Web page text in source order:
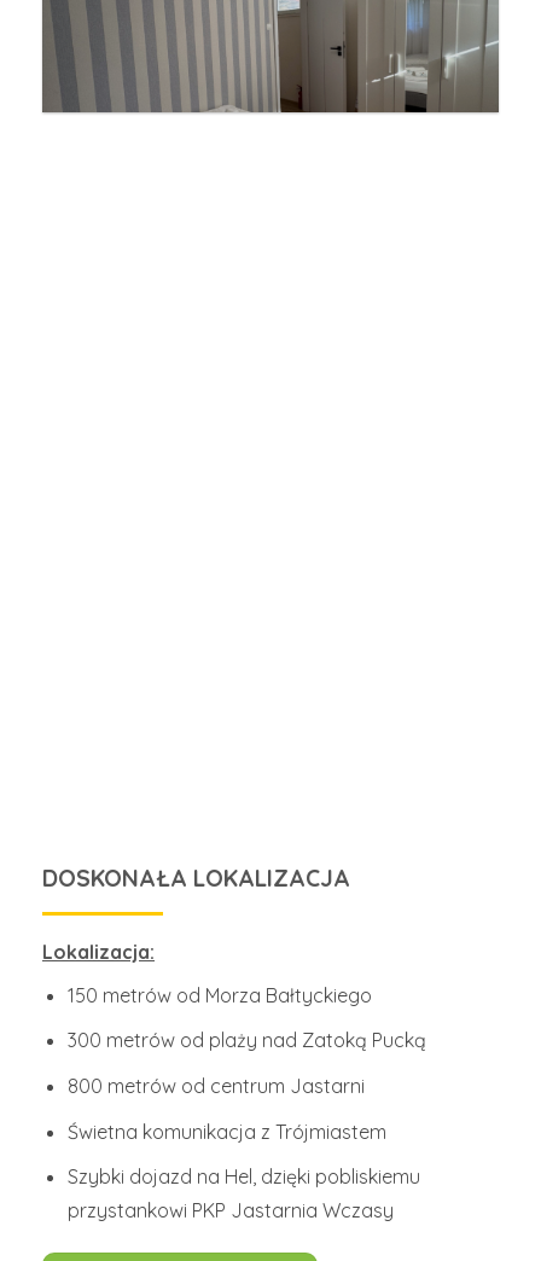
DOSKONAŁA LOKALIZACJA
Lokalizacja:
150 metrów od Morza Bałtyckiego
300 metrów od plaży nad Zatoką Pucką
800 metrów od centrum Jastarni
Świetna komunikacja z Trójmiastem
Szybki dojazd na Hel, dzięki pobliskiemu
przystankowi PKP Jastarnia Wczasy